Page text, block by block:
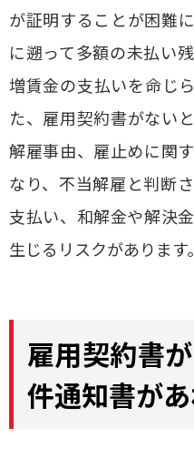
が証明することが困難
に遡って多額の未払い
増賃金の支払いを命じ
た、雇用契約書がない
解雇事由、雇止めに関
なり、不当解雇と判断
支払い、和解金や解決
生じるリスクがあります。
雇用契約書
件通知書が